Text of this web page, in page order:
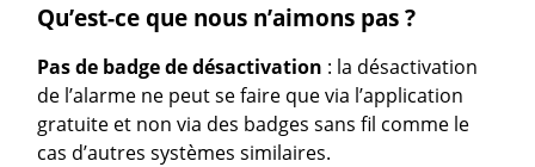
Qu’est-ce que nous n’aimons pas ?
Pas de badge de désactivation : la désactivation
de l’alarme ne peut se faire que via l’application
gratuite et non via des badges sans fil comme le
cas d’autres systèmes similaires.